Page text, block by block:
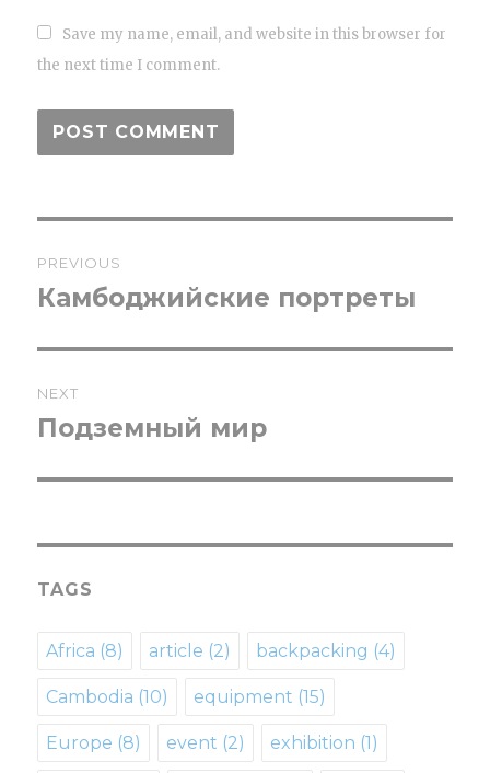
Save my name, email, and website in this browser for
the next time I comment.
navigation
PREVIOUS
Previous
Камбоджийские портреты
NEXT
Next
Подземный мир
TAGS
Africa (8) article (2) backpacking (4)
Cambodia (10) equipment (15)
Europe (8) event (2) exhibition (1)